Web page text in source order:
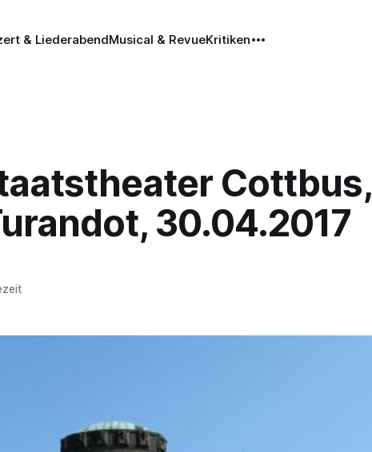
& LiederabendMusical & RevueKritiken
Cottbus,
30.04.2017